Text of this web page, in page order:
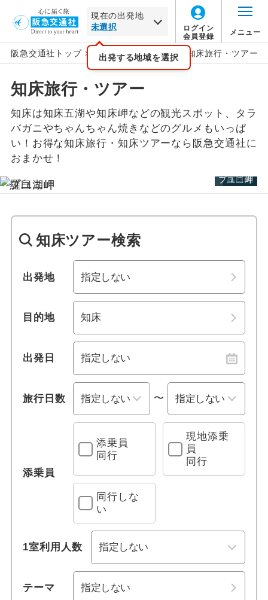
現在の出発地
出発する地域を選択
ログイン
会員登録
メニュー
阪急交通社トップ > 国内旅行 >北海道旅行 知床旅行・ツアー
知床旅行・ツアー
知床は知床五湖や知床岬などの観光スポット、タラ
バガニやちゃんちゃん焼きなどのグルメもいっぱ
い！お得な知床旅行・知床ツアーなら阪急交通社に
おまかせ！
プユニ岬
羅臼湖
プユニ岬
知床ツアー検索
出発地
目的地
出発日
旅行日数 〜
添乗員
添乗員
同行
現地添乗
員
同行
同行しな
い
1室利用人数
テーマ
北海道
東北
関東・甲信越
北陸
東海
関西
中国
四国
九州・沖縄
北海道
北海道すべて
道央エリア
小樽
定山渓
キロロ
積丹
苫小牧・白老
日高・えりも
室蘭
石狩・空知・砂川
北広島
ニセコアンヌプリ
旅行タイプ
家族旅行
出張
卒業旅行
ハネムーン
長期滞在
女性限定
1名参加可能
おひとり様参加限定
レンタカー付き
列車の旅
グリーン車利用
クルーズ旅行
世界遺産
この月をすべて選択
年月
日 月 火 水 木 金 土
月 水
一覧から選択 地図から選択
ホテルランクで絞り込む
すべて Sランク Aランク Bランク Cランク
ホテル名で絞り込む
絞り込む
トラピックス
クリスタルハート
フレンドツアー
その他
催行確定
1名催行
2名催行